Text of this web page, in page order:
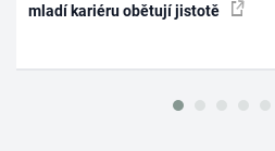
mladí kariéru obětují jistotě